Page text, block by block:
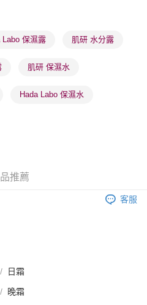
以上免運費
個工作天送達
工作天送達
Labo 保濕露 肌研 水分露
肌研 保濕水
Hada Labo 保濕水
推薦
客服
日霜
晚霜